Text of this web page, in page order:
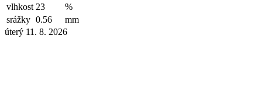
vlhkost 23
%
srážky 0.56
mm
úterý 11. 8. 2026